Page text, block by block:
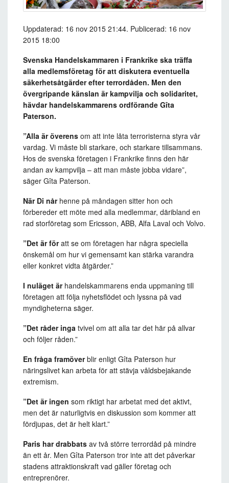
Uppdaterad: 16 nov 2015 21:44. Publicerad: 16 nov
2015 18:00
Svenska Handelskammaren i Frankrike ska träffa
alla medlemsföretag för att diskutera eventuella
säkerhetsåtgärder efter terrordåden. Men den
övergripande känslan är kampvilja och solidaritet,
hävdar handelskammarens ordförande Gîta
Paterson.
”Alla är överens om att inte låta terroristerna styra vår
vardag. Vi måste bli starkare, och starkare tillsammans.
Hos de svenska företagen i Frankrike finns den här
andan av kampvilja – att man måste jobba vidare”,
säger Gîta Paterson.
När Di nårhenne på måndagen sitter hon och
förbereder ett möte med alla medlemmar, däribland en
rad storföretag som Ericsson, ABB, Alfa Laval och Volvo.
”Det är föratt se om företagen har några speciella
önskemål om hur vi gemensamt kan stärka varandra
eller konkret vidta åtgärder.”
I nuläget ärhandelskammarens enda uppmaning till
företagen att följa nyhetsflödet och lyssna på vad
myndigheterna säger.
”Det råder inga tvivel om att alla tar det här på allvar
och följer råden.”
En fråga framöverblir enligt Gîta Paterson hur
näringslivet kan arbeta för att stävja våldsbejakande
extremism.
”Det är ingen som riktigt har arbetat med det aktivt,
men det är naturligtvis en diskussion som kommer att
fördjupas, det är helt klart.”
Paris har drabbats av två större terrordåd på mindre
än ett år. Men Gîta Paterson tror inte att det påverkar
stadens attraktionskraft vad gäller företag och
entreprenörer.